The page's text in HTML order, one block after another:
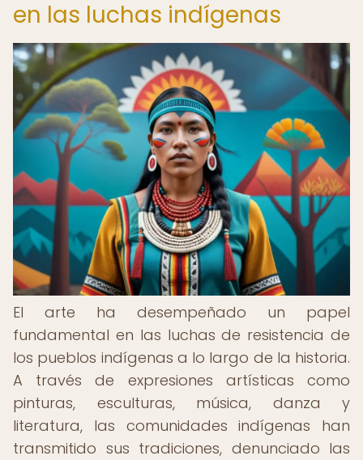
en las luchas indígenas
El arte ha desempeñado un papel
fundamental en las luchas de resistencia de
los pueblos indígenas a lo largo de la historia.
A través de expresiones artísticas como
pinturas, esculturas, música, danza y
literatura, las comunidades indígenas han
transmitido sus tradiciones, denunciado las